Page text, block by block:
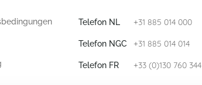
Telefon NL +31 885 014 000
Telefon NGC +31 885 014 014
Telefon FR +33 (0)130 760 344